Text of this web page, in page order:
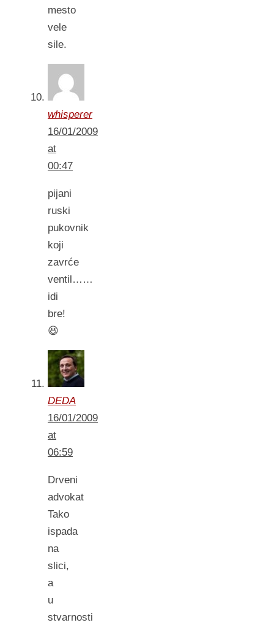
mesto
vele
sile.
whisperer
16/01/2009
at
00:47
pijani
ruski
pukovnik
koji
zavrće
ventil……
idi
bre!
😆
DEDA
16/01/2009
at
06:59
Drveni
advokat
Tako
ispada
na
slici,
a
u
stvarnosti